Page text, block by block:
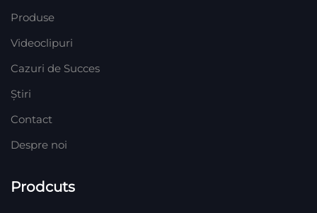
Produse
Videoclipuri
Cazuri de Succes
Știri
Contact
Despre noi
Prodcuts